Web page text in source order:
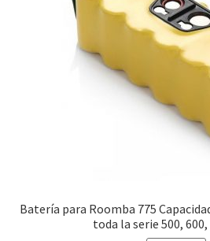
Batería para Roomba 775
toda la serie 500, 600,